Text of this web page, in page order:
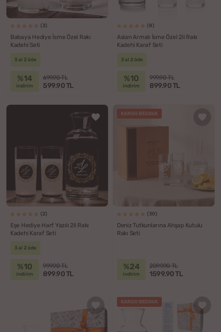
(3)
Babaya Hediye İsme Özel Rakı
Kadehi Seti
3 al 2 öde
%14
indirim
699.90 TL
599.90 TL
(8)
Aslan Armalı İsme Özel 2li Rakı
Kadehi Karaf Seti
3 al 2 öde
%10
indirim
999.90 TL
899.90 TL
(2)
Eşe Hediye Harf Yazılı 2li Rakı
Kadehi Karaf Seti
3 al 2 öde
%10
indirim
999.90 TL
899.90 TL
KARGO BEDAVA
(30)
Deniz Tutkunlarına Ahşap Kutulu
Rakı Seti
%24
indirim
2099.90 TL
1599.90 TL
KARGO BEDAVA